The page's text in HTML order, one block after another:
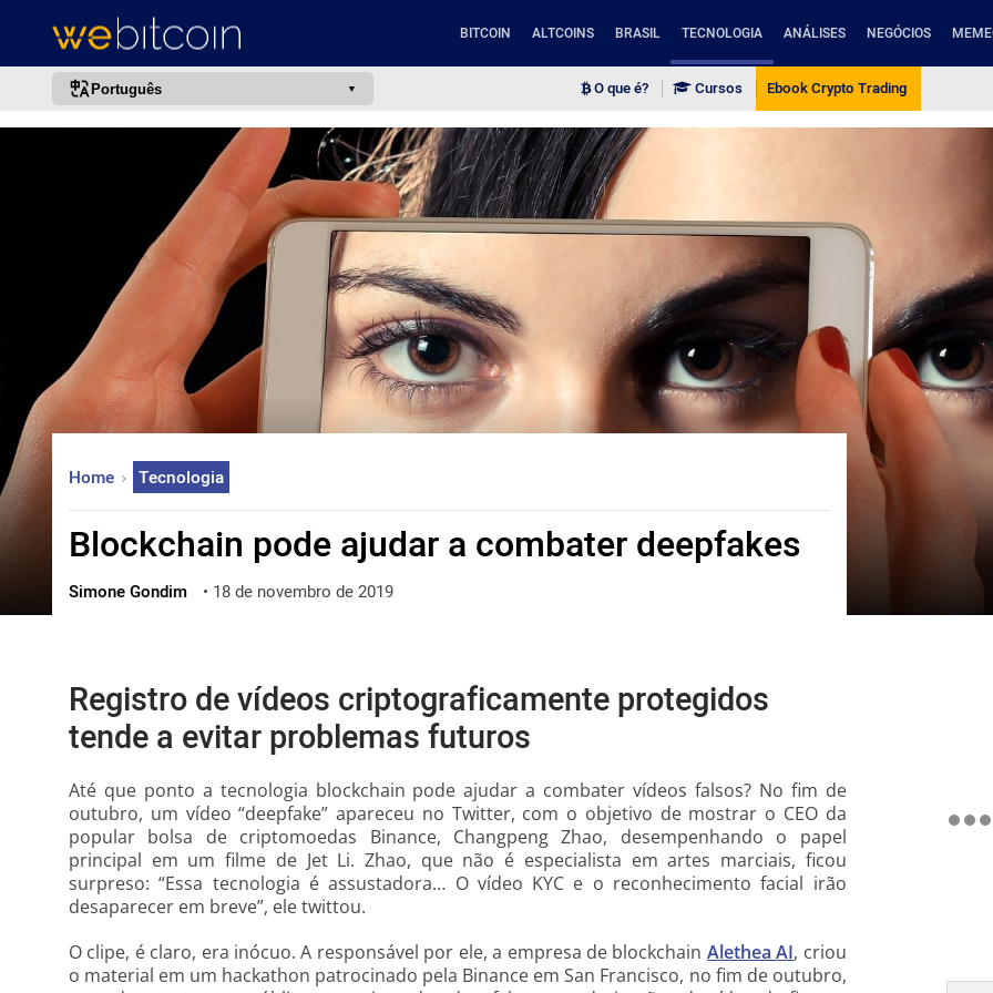
BITCOIN ALTCOINS BRASIL TECNOLOGIA ANÁLISES NEGÓCIOS
Português
français
italiano
deutsch
中文
русский
العربية
ไทย
ქართული
O que é? Cursos Ebook Crypto Trading
Home Tecnologia
Blockchain pode ajudar a combater deepfakes
Simone Gondim • 18 de novembro de 2019
Registro de vídeos criptograficamente protegidos
tende a evitar problemas futuros
Até que ponto a tecnologia blockchain pode ajudar a combater vídeos falsos? No fim de
outubro, um vídeo “deepfake” apareceu no Twitter, com o objetivo de mostrar o CEO da
popular bolsa de criptomoedas Binance, Changpeng Zhao, desempenhando o papel
principal em um filme de Jet Li. Zhao, que não é especialista em artes marciais, ficou
surpreso: “Essa tecnologia é assustadora… O vídeo KYC e o reconhecimento facial irão
desaparecer em breve”, ele twittou.
O clipe, é claro, era inócuo. A responsável por ele, a empresa de blockchain Alethea AI, criou
o material em um hackathon patrocinado pela Binance em San Francisco, no fim de outubro,